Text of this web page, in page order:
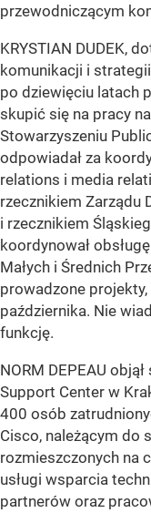
przewodniczącym
KRYSTIAN DUDEK,
komunikacji i
po dziewięciu latach
skupić się na pracy
Stowarzyszeniu
odpowiadał za
relations i media
rzecznikiem Zarządu
i rzecznikiem
koordynował
Małych i Średnich
prowadzone
października. Nie
funkcję.
NORM DEPEAU
Support Center w
400 osób
Cisco, należącym do
rozmieszczonych na
usługi wsparcia
partnerów oraz